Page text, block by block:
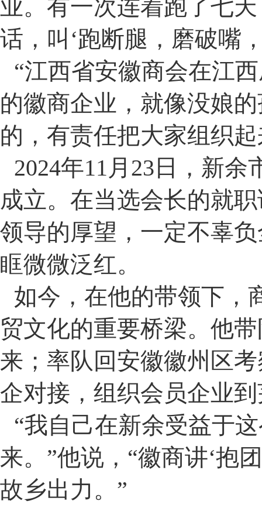
业。有一次连着跑了七
话，叫 ‘跑断腿，磨破嘴
“江西省安徽商会在江
的徽商企业，就像没娘
的，有责任把大家组织
2024年11月 23 日，新余
成立。在当选会长的就
领导的厚望，一定不辜
眶微微泛红。
如今，在他的带领下，
贸文化的重要桥梁。他
来；率队回安徽徽州区
企对接，组织会员企业
“我自己在新余受益于
来。 ”他说， “徽商讲‘抱
故乡出力。 ”